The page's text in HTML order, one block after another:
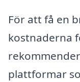
För att få en
kostnaderna
plattformar